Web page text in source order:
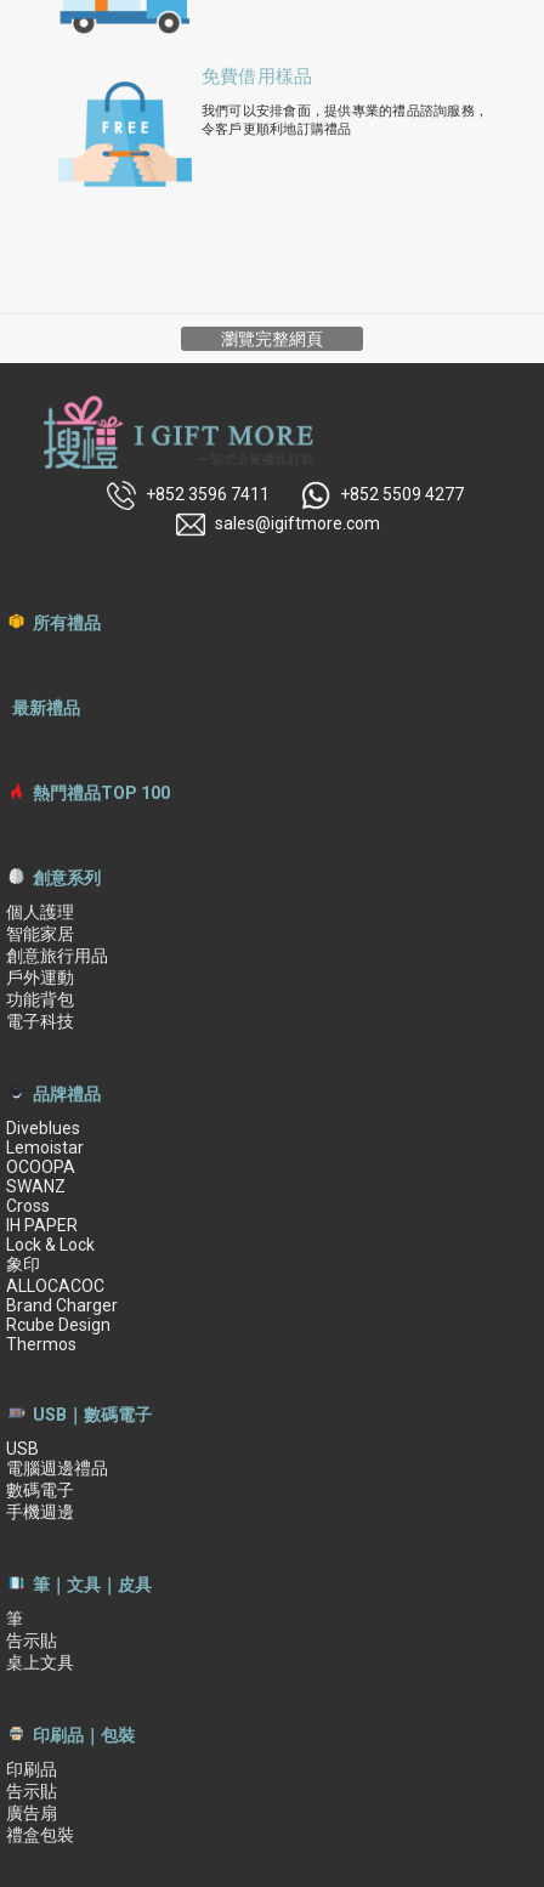
免費借用樣品
我們可以安排會面，提供專業的禮品諮詢服務，
令客戶更順利地訂購禮品
瀏覽完整網頁
+852 3596 7411
+852 5509 4277
sales@igiftmore.com
所有禮品
最新禮品
熱門禮品TOP 100
創意系列
個人護理
智能家居
創意旅行用品
戶外運動
功能背包
電子科技
品牌禮品
Diveblues
Lemoistar
OCOOPA
SWANZ
Cross
IH PAPER
Lock & Lock
象印
ALLOCACOC
Brand Charger
Rcube Design
Thermos
USB｜數碼電子
USB
電腦週邊禮品
數碼電子
手機週邊
筆｜文具｜皮具
筆
告示貼
桌上文具
印刷品｜包裝
印刷品
告示貼
廣告扇
禮盒包裝